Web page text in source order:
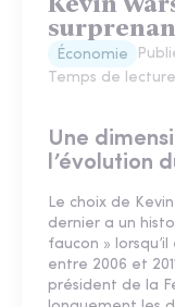
Économie
Temps de
Une
l’évolution
Le choix de
dernier a un
faucon »
entre 2006 et
président de la